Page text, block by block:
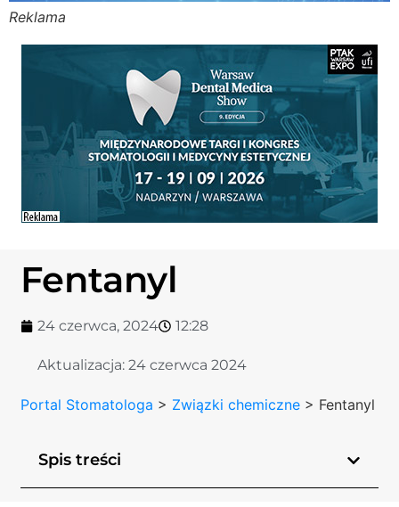
Reklama
Fentanyl
24 czerwca, 2024 12:28
Aktualizacja:24 czerwca 2024
Portal Stomatologa > Związki chemiczne > Fentanyl
Spis treści